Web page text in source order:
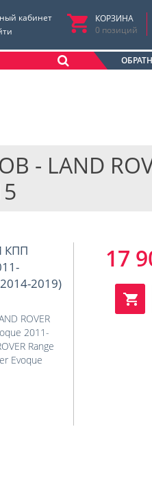
кабинет
КОРЗИНА
0 позиций
LAND
КПП
2019)
ROVER
2011-
Range
Evoque
17